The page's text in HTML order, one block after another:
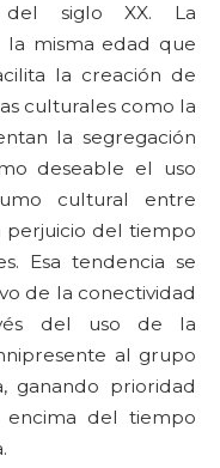
siglo XX. La
la misma edad que
la creación de
culturales como la
la segregación
deseable el uso
cultural entre
perjuicio del tiempo
Esa tendencia se
de la conectividad
del uso de la
al grupo
ganando prioridad
del tiempo